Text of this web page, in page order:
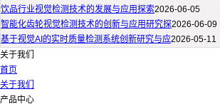
饮品行业视觉检测技术的发展与应用探索2026-06-05
智能化齿轮视觉检测技术的创新与应用研究探2026-06-09
基于视觉AI的实时质量检测系统创新研究与应2026-05-11
关于我们
首页
关于我们
产品中心